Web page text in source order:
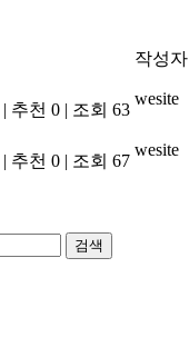
작성자
| 추천 0 | 조회 63
wesite
| 추천 0 | 조회 67
wesite
검색